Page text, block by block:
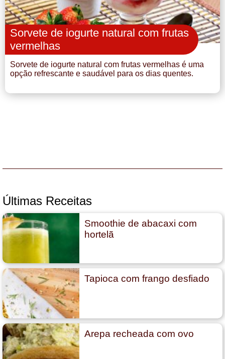
Sorvete de iogurte natural com frutas
vermelhas
Sorvete de iogurte natural com frutas vermelhas é uma
opção refrescante e saudável para os dias quentes.
Últimas Receitas
Smoothie de abacaxi com
hortelã
Tapioca com frango desfiado
Arepa recheada com ovo